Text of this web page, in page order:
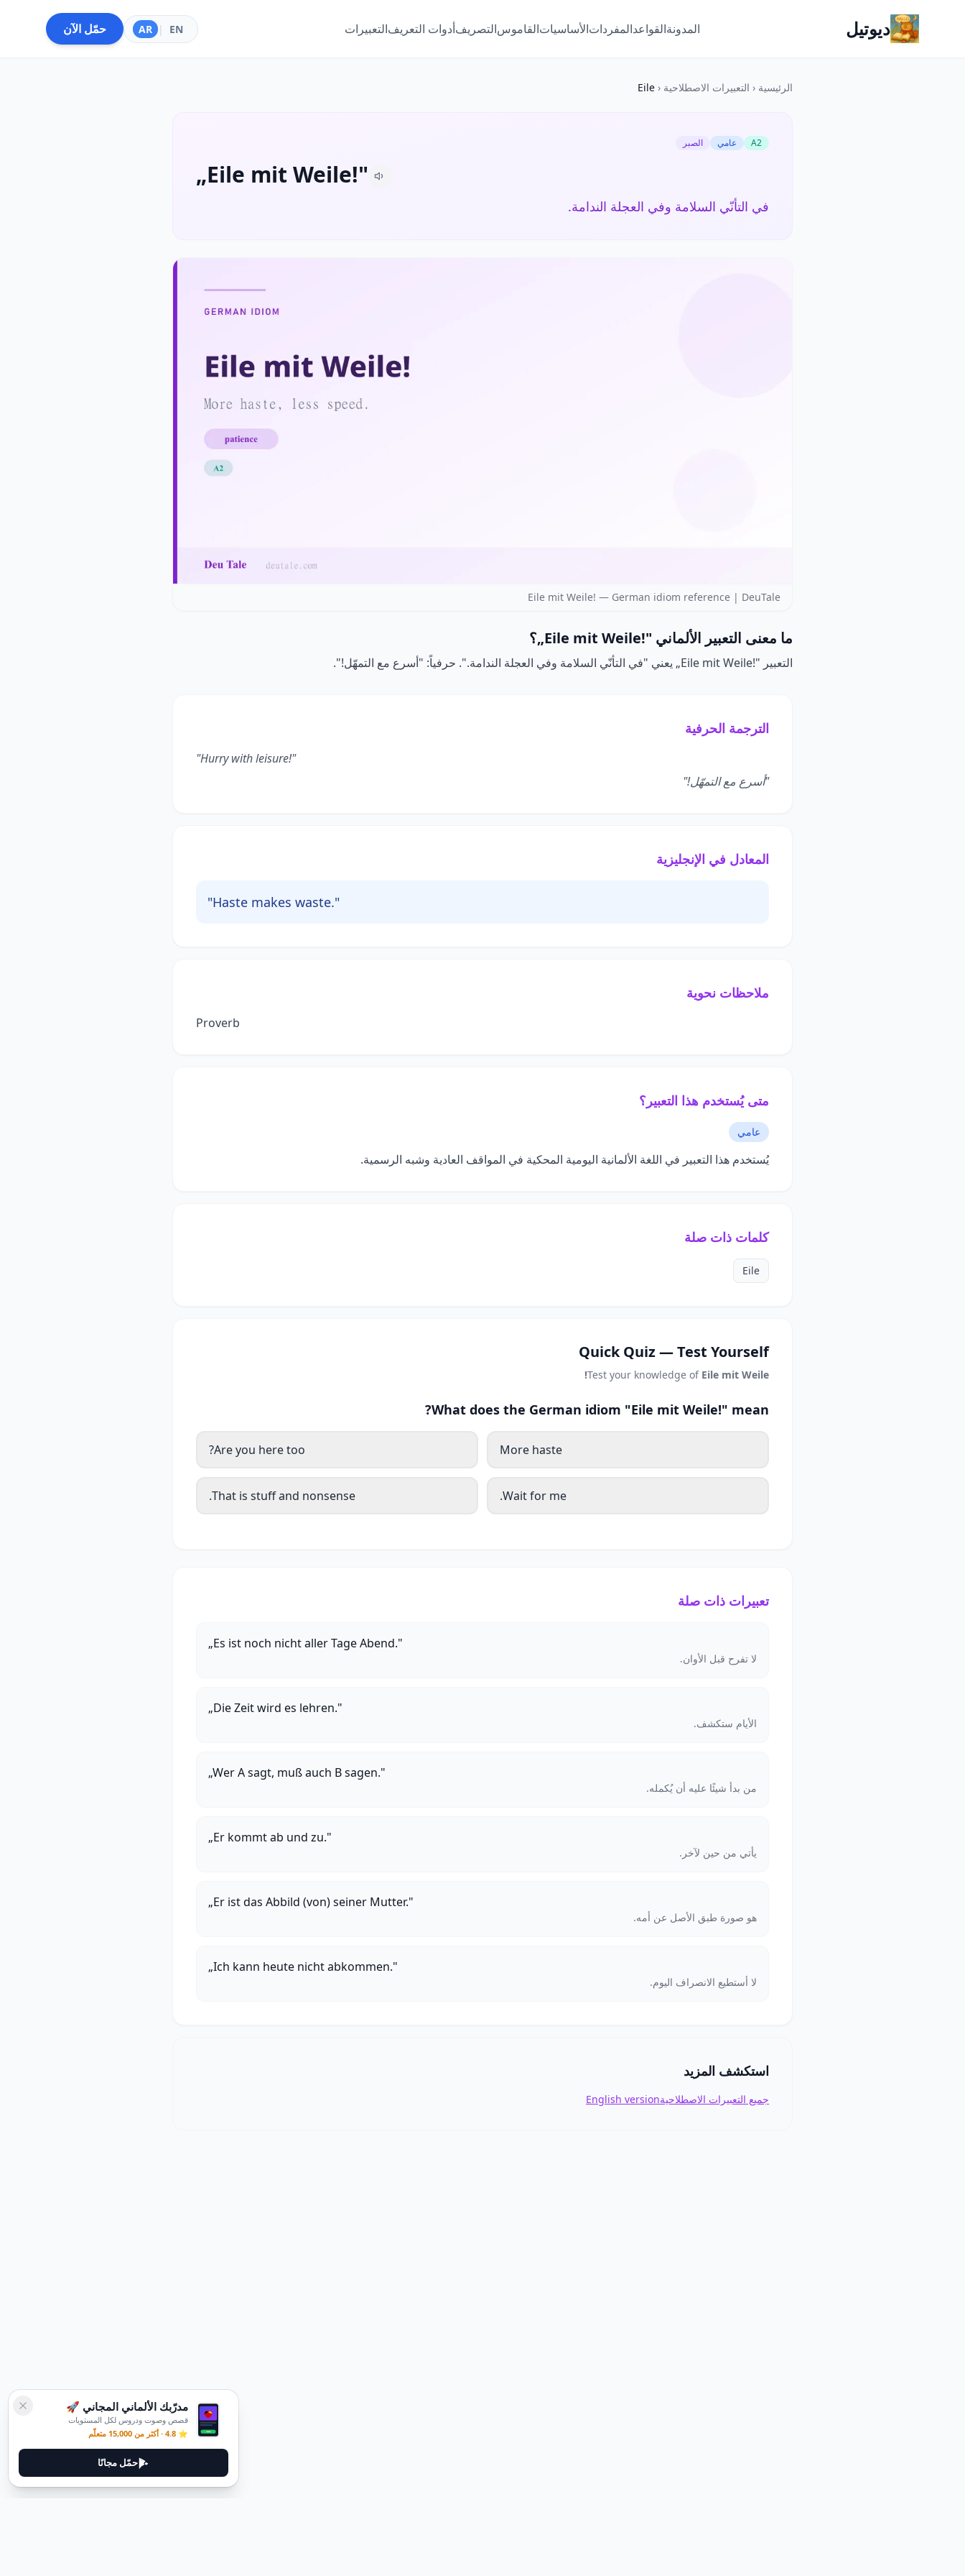
ديوتيل المدونةالقواعدالمفرداتالأساسياتالقاموسالتصريفأدوات التعريفالتعبيرات EN
|
AR حمّل الآن
الرئيسية ‹ التعبيرات الاصطلاحية ‹
Eile
A2 عامي الصبر
„Eile mit Weile!"
في التأنّي السلامة وفي العجلة الندامة.
Eile mit Weile! — German idiom reference | DeuTale
ما معنى التعبير الألماني „Eile mit Weile!"؟
التعبير „Eile mit Weile!" يعني "في التأنّي السلامة وفي العجلة الندامة.". حرفياً: "أسرع مع التمهّل!".
الترجمة الحرفية
"Hurry with leisure!"
"أسرع مع التمهّل!"
المعادل في الإنجليزية
"Haste makes waste."
ملاحظات نحوية
Proverb
متى يُستخدم هذا التعبير؟
عامي
يُستخدم هذا التعبير في اللغة الألمانية اليومية المحكية في المواقف العادية وشبه الرسمية.
كلمات ذات صلة
Eile
Quick Quiz — Test Yourself
Test your knowledge of Eile mit Weile!
What does the German idiom "Eile mit Weile!" mean?
More haste
Are you here too?
Wait for me.
That is stuff and nonsense.
تعبيرات ذات صلة
„Es ist noch nicht aller Tage Abend."
لا تفرح قبل الأوان.
„Die Zeit wird es lehren."
الأيام ستكشف.
„Wer A sagt, muß auch B sagen."
من بدأ شيئًا عليه أن يُكمله.
„Er kommt ab und zu."
يأتي من حين لآخر.
„Er ist das Abbild (von) seiner Mutter."
هو صورة طبق الأصل عن أمه.
„Ich kann heute nicht abkommen."
لا أستطيع الانصراف اليوم.
استكشف المزيد
جميع التعبيرات الاصطلاحيةEnglish version
مدرّبك الألماني المجاني 🚀
قصص وصوت ودروس لكل المستويات
⭐ 4.8 · أكثر من 15,000 متعلّم
حمّل مجانًا